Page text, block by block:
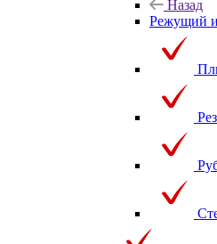
Назад
Режущий